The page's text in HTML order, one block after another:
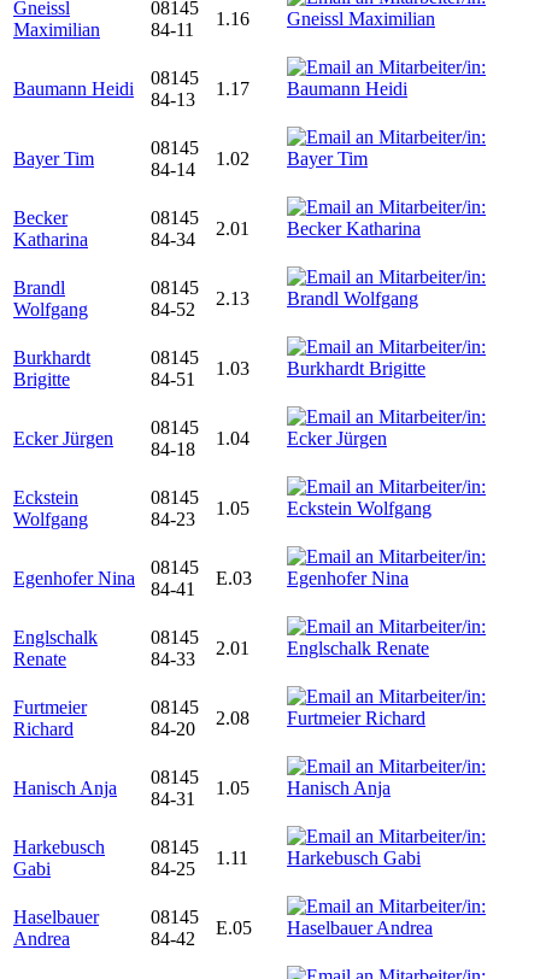
Gneissl
Maximilian
08145
84-11
1.16
Baumann Heidi
08145
84-13
1.17
Bayer Tim
08145
84-14
1.02
Becker
Katharina
08145
84-34
2.01
Brandl
Wolfgang
08145
84-52
2.13
Burkhardt
Brigitte
08145
84-51
1.03
Ecker Jürgen
08145
84-18
1.04
Eckstein
Wolfgang
08145
84-23
1.05
Egenhofer Nina
08145
84-41
E.03
Englschalk
Renate
08145
84-33
2.01
Furtmeier
Richard
08145
84-20
2.08
Hanisch Anja
08145
84-31
1.05
Harkebusch
Gabi
08145
84-25
1.11
Haselbauer
Andrea
08145
84-42
E.05